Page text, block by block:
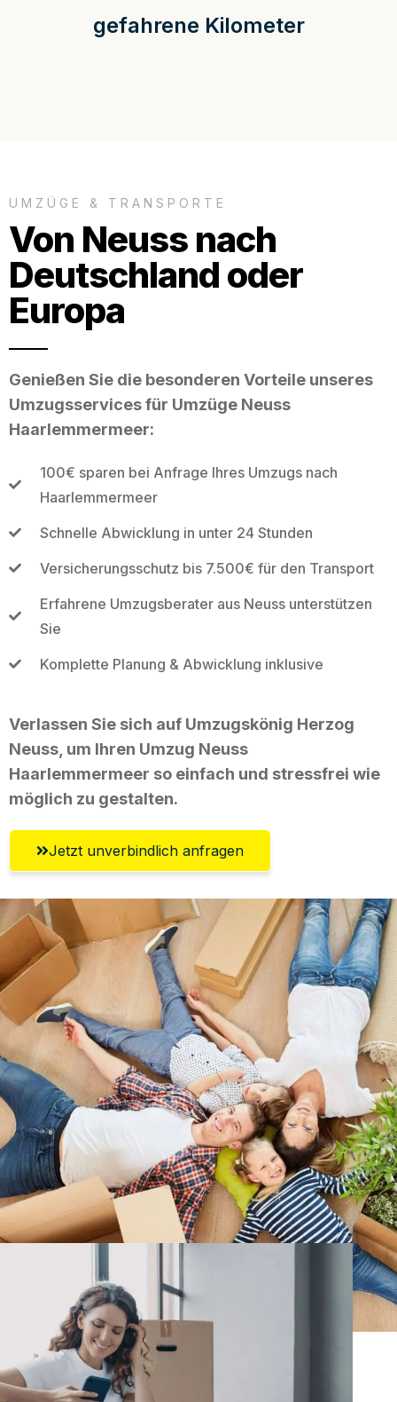
gefahrene Kilometer
UMZÜGE & TRANSPORTE
Von Neuss nach
Deutschland oder
Europa
Genießen Sie die besonderen Vorteile unseres
Umzugsservices für Umzüge Neuss
Haarlemmermeer:
100€ sparen bei Anfrage Ihres Umzugs nach
Haarlemmermeer
Schnelle Abwicklung in unter 24 Stunden
Versicherungsschutz bis 7.500€ für den Transport
Erfahrene Umzugsberater aus Neuss unterstützen
Sie
Komplette Planung & Abwicklung inklusive
Verlassen Sie sich auf Umzugskönig Herzog
Neuss, um Ihren Umzug Neuss
Haarlemmermeer so einfach und stressfrei wie
möglich zu gestalten.
Jetzt unverbindlich anfragen